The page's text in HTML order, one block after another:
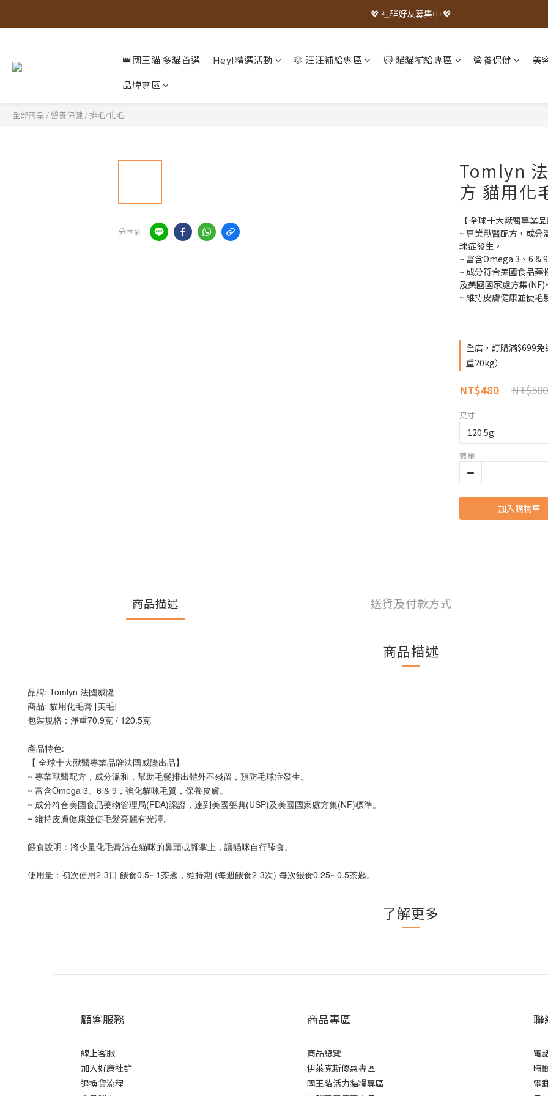
💖 社群好友募集中 💖
👑國王貓 多貓首選 Hey!精選活動 🐶 汪汪補給專區 🐱 貓貓補給專區 營養保健
美
品牌專區
全部商品 / 營養保健 /排毛/化毛
分享到
Tomlyn
方 貓用化
【 全球十大獸醫專業
~ 專業獸醫配方，成分
球症發生。
~ 富含Omega 3、6 &
~ 成分符合美國食品藥
及美國國家處方集(NF)
~ 維持皮膚健康並使毛
全店，訂購滿$699
重20kg）
NT$500
NT$480
尺寸
數量
加入購物車
商品描述 送貨及付款方式
商品描述
品牌: Tomlyn 法國威隆
商品: 貓用化毛膏 [美毛]
包裝規格：淨重70.9克 / 120.5克
產品特色:
【 全球十大獸醫專業品牌法國威隆出品】
~ 專業獸醫配方，成分溫和，幫助毛髮排出體外不殘留，預防毛球症發生。
~ 富含Omega 3、6 & 9，強化貓咪毛質，保養皮膚。
~ 成分符合美國食品藥物管理局(FDA)認證，達到美國藥典(USP)及美國國家處方集(NF)標準。
~ 維持皮膚健康並使毛髮亮麗有光澤。
餵食說明：將少量化毛膏沾在貓咪的鼻頭或腳掌上，讓貓咪自行舔食。
使用量：初次使用2-3日 餵食0.5∼1茶匙，維持期 (每週餵食2-3次) 每次餵食0.25∼0.5茶匙。
了解更多
顧客服務
線上客服
加入好康社群
退換貨流程
商品專區
商品總覽
伊萊克斯優惠專區
國王貓活力貓糧專區
聯
電
時
電